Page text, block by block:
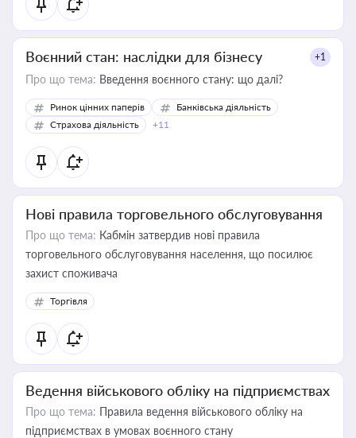
Воєнний стан: наслідки для бізнесу +1
Про що тема: Введення воєнного стану: що далі?
Ринок цінних паперів
Банківська діяльність
Страхова діяльність
+11
Нові правила торговельного обслуговування
Про що тема: Кабмін затвердив нові правила
торговельного обслуговування населення, що посилює
захист споживача
Торгівля
Ведення військового обліку на підприємствах
Про що тема: Правила ведення військового обліку на
підприємствах в умовах воєнного стану